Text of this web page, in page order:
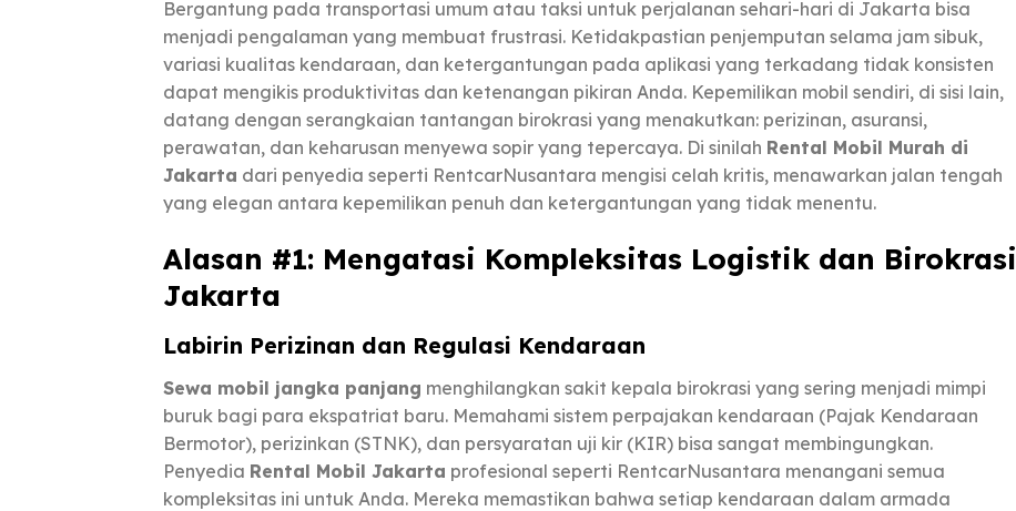
Bergantung pada transportasi umum atau taksi untuk perjalanan sehari-hari di Jakarta bisa
menjadi pengalaman yang membuat frustrasi. Ketidakpastian penjemputan selama jam sibuk,
variasi kualitas kendaraan, dan ketergantungan pada aplikasi yang terkadang tidak konsisten
dapat mengikis produktivitas dan ketenangan pikiran Anda. Kepemilikan mobil sendiri, di sisi lain,
datang dengan serangkaian tantangan birokrasi yang menakutkan: perizinan, asuransi,
perawatan, dan keharusan menyewa sopir yang tepercaya. Di sinilah Rental Mobil Murah di
Jakarta dari penyedia seperti RentcarNusantara mengisi celah kritis, menawarkan jalan tengah
yang elegan antara kepemilikan penuh dan ketergantungan yang tidak menentu.
Alasan #1: Mengatasi Kompleksitas Logistik dan Birokrasi
Jakarta
Labirin Perizinan dan Regulasi Kendaraan
Sewa mobil jangka panjang menghilangkan sakit kepala birokrasi yang sering menjadi mimpi
buruk bagi para ekspatriat baru. Memahami sistem perpajakan kendaraan (Pajak Kendaraan
Bermotor), perizinkan (STNK), dan persyaratan uji kir (KIR) bisa sangat membingungkan.
Penyedia Rental Mobil Jakarta profesional seperti RentcarNusantara menangani semua
kompleksitas ini untuk Anda. Mereka memastikan bahwa setiap kendaraan dalam armada